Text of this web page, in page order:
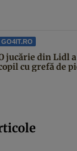
GO4IT.RO
jucărie din Lidl
cu grefă de